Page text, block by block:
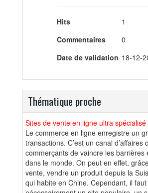
Hits
1
Commentaires
0
Date de validation 18-12-
Thématique proche
Sites de vente en ligne ultra spécialisé
Le commerce en ligne enregistre un
transactions. C’est un canal d’affaires
commerçants de vaincre les barrières
dans le monde. On peut en effet,
vente, vendre un produit depuis la
qui habite en Chine. Cependant, il faut